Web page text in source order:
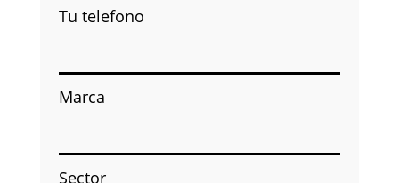
Tu telefono
Marca
Sector